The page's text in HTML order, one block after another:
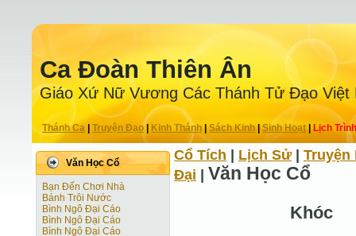
Ca Ðoàn Thiên Ân
Giáo Xứ Nữ Vương Các Thánh Tử Ðạo Việt
Thánh Ca Truyện Ðạo| Kinh Thánh Sách Kinh|Sinh Hoạt| Lịch Trình
Văn Học Cổ
Bạn Đến Chơi Nhà
Bánh Trôi Nước
Bình Ngô Đại Cáo
Bình Ngô Đại Cáo
Bình Ngô Đại Cáo
Cổ Tích Lịch Sử
Truyện
Ðại
Văn Học Cổ
Khóc